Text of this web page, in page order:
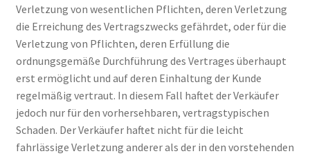
Verletzung von wesentlichen Pflichten, deren Verletzung
die Erreichung des Vertragszwecks gefährdet, oder für die
Verletzung von Pflichten, deren Erfüllung die
ordnungsgemäße Durchführung des Vertrages überhaupt
erst ermöglicht und auf deren Einhaltung der Kunde
regelmäßig vertraut. In diesem Fall haftet der Verkäufer
jedoch nur für den vorhersehbaren, vertragstypischen
Schaden. Der Verkäufer haftet nicht für die leicht
fahrlässige Verletzung anderer als der in den vorstehenden